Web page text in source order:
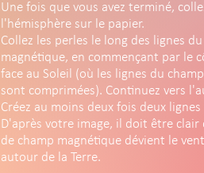
Une fois que vous avez terminé,
l'hémisphère sur le papier.
Collez les perles le long des lignes
magnétique, en commençant par le
face au Soleil (où les lignes du
sont comprimées). Continuez vers
Créez au moins deux fois deux lignes
D'après votre image, il doit être clair
de champ magnétique dévient le
autour de la Terre.